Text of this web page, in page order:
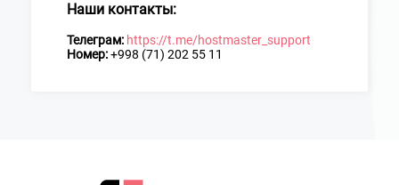
Наши контакты:
Телеграм: https://t.me/hostmaster_support
Номер:+998 (71) 202 55 11